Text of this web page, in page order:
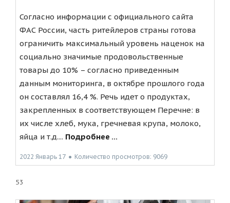
Согласно информации с официального сайта
ФАС России, часть ритейлеров страны готова
ограничить максимальный уровень наценок на
социально значимые продовольственные
товары до 10% – согласно приведенным
данным мониторинга, в октябре прошлого года
он составлял 16,4 %. Речь идет о продуктах,
закрепленных в соответствующем Перечне: в
их числе хлеб, мука, гречневая крупа, молоко,
яйца и т.д.... Подробнее ...
2022 Январь 17 ● Количество просмотров: 9069
53